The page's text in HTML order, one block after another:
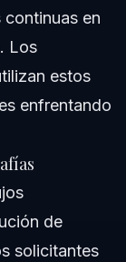
en
Los
estos
enfrentando
de
solicitantes